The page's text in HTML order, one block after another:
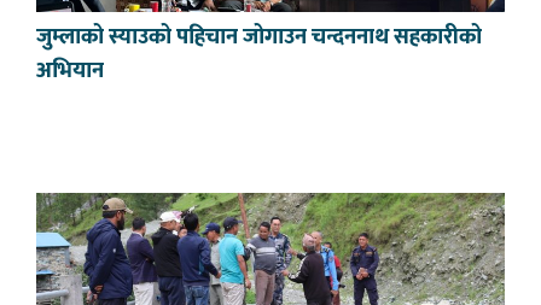
जुम्लाको स्याउको पहिचान जोगाउन चन्दननाथ सहकारीको
अभियान